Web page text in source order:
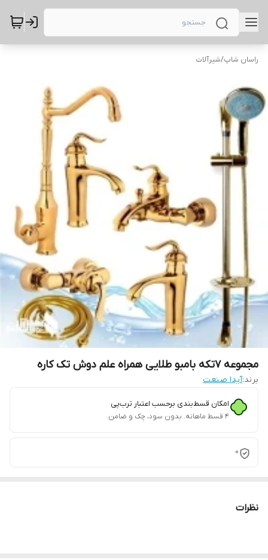
راسان شاپ/شیرآلات
مجموعه 7تکه بامبو طلایی همراه علم دوش تک کاره
برند:آیدا صنعت
امکان قسط‌بندی برحسب اعتبار ترب‌پی
۴ قسط ماهانه. بدون سود، چک و ضامن.
0
نظرات